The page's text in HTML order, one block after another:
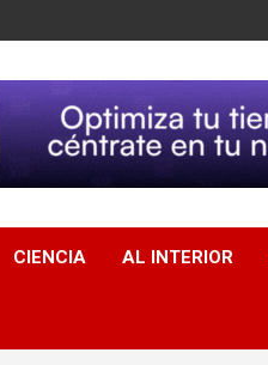
CIENCIA AL INTERIOR